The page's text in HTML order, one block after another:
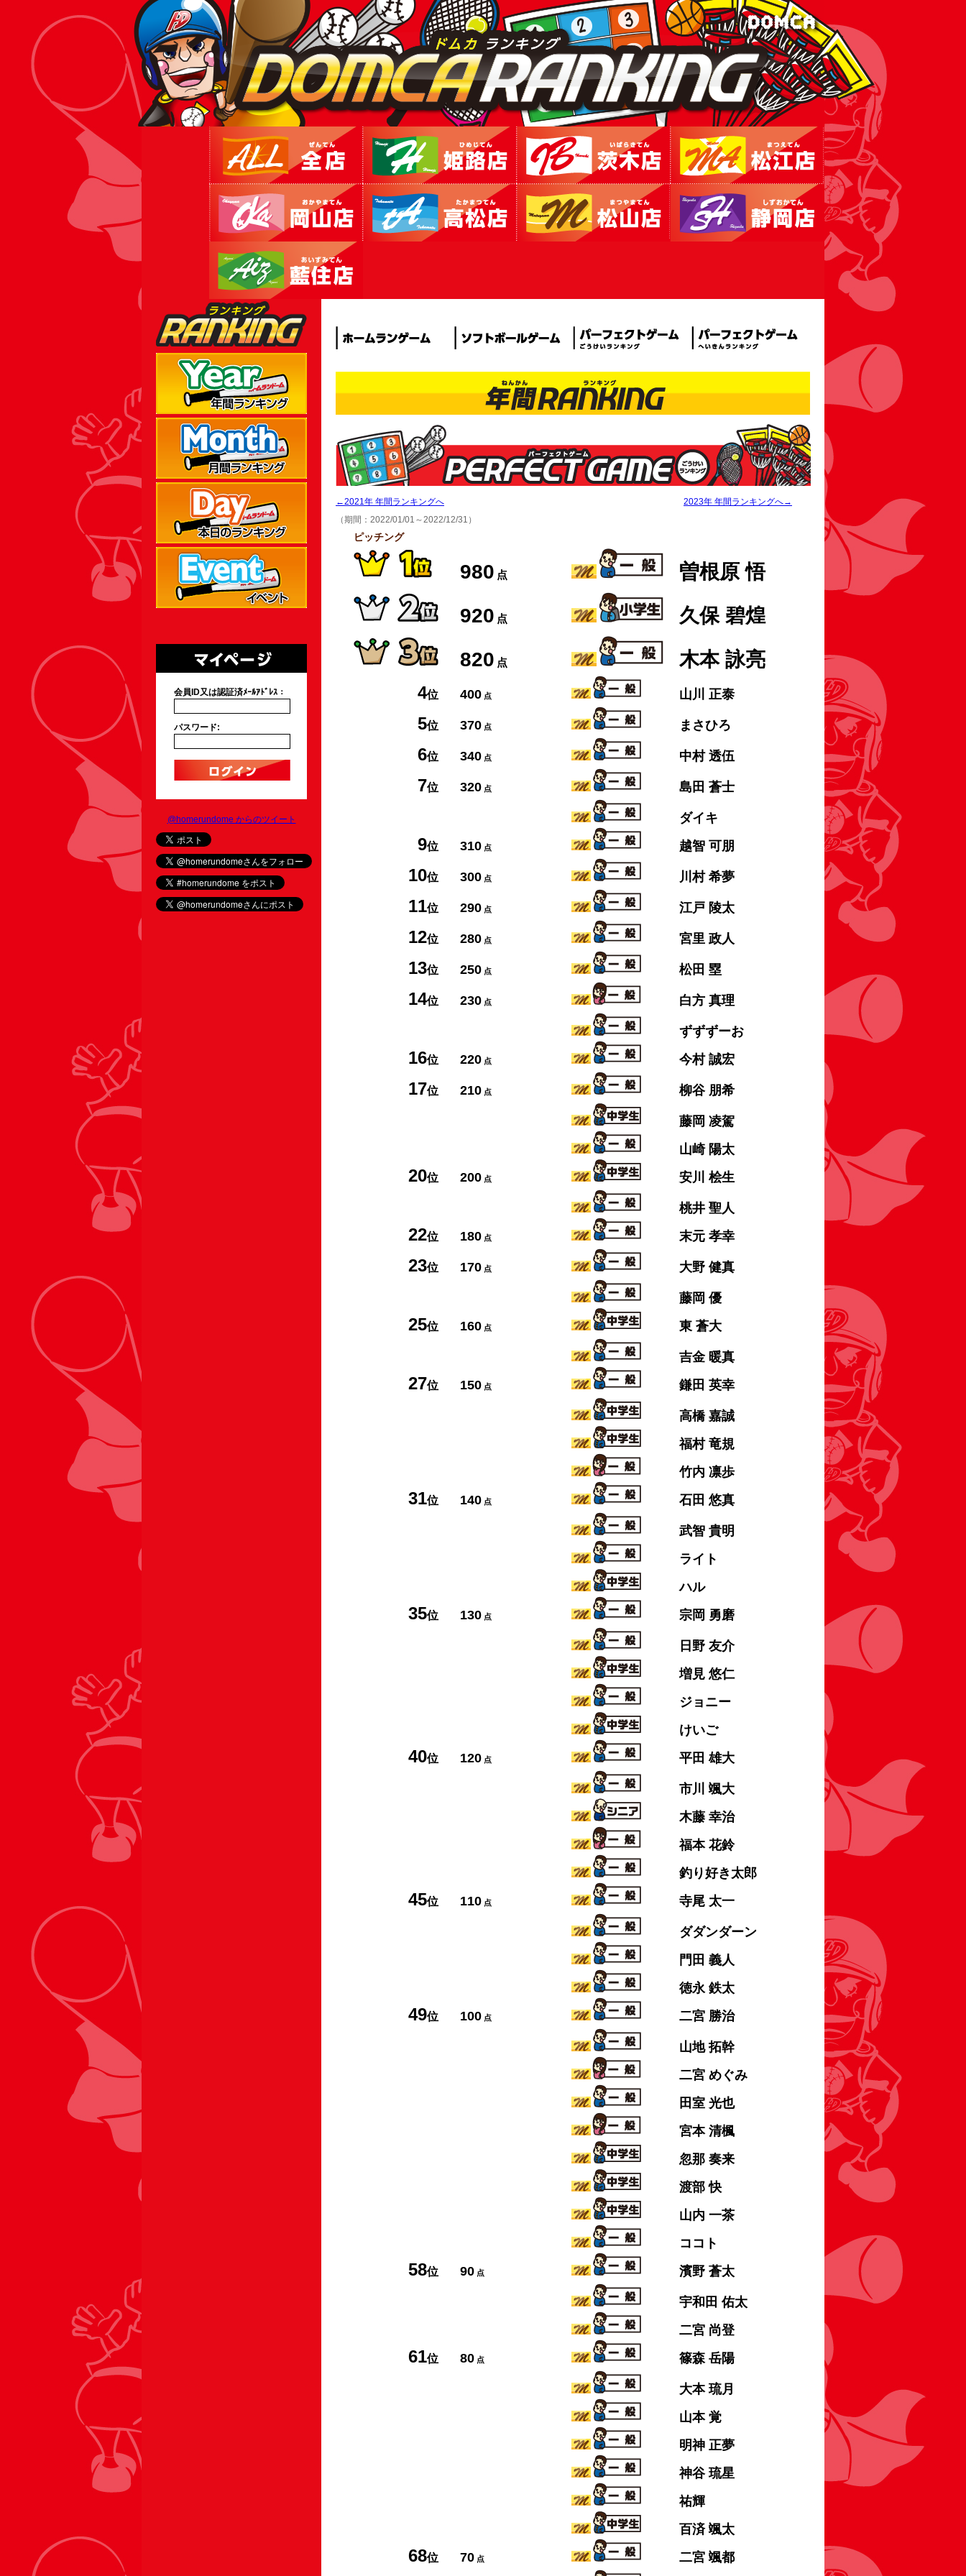
会員ID又は認証済ﾒｰﾙｱﾄﾞﾚｽ：
パスワード:
@homerundome からのツイート
←2021年 年間ランキングへ
2023年 年間ランキングへ→
（期間：2022/01/01～2022/12/31）
ピッチング
980 点
曽根原 悟
920 点
久保 碧煌
820 点 木本 詠亮
4位 400 点 山川 正泰
5位 370 点 まさひろ
6位 340 点 中村 透伍
7位 320 点 島田 蒼士
ダイキ
9位 310 点 越智 可朋
10位 300 点 川村 希夢
11位 290 点 江戸 陵太
12位 280 点 宮里 政人
13位 250 点 松田 塁
14位 230 点 白方 真理
ずずずーお
16位 220 点 今村 誠宏
17位 210 点 柳谷 朋希
藤岡 凌駕
山崎 陽太
20位 200 点 安川 桧生
桃井 聖人
22位 180 点 末元 孝幸
23位 170 点 大野 健真
藤岡 優
25位 160 点 東 蒼大
吉金 暖真
27位 150 点 鎌田 英幸
高橋 嘉誠
福村 竜規
竹内 凛歩
31位 140 点 石田 悠真
武智 貴明
ライト
ハル
35位 130 点 宗岡 勇磨
日野 友介
増見 悠仁
ジョニー
けいご
40位 120 点 平田 雄大
市川 颯大
木藤 幸治
福本 花鈴
釣り好き太郎
45位 110 点 寺尾 太一
ダダンダーン
門田 義人
徳永 鉄太
49位 100 点 二宮 勝治
山地 拓幹
二宮 めぐみ
田室 光也
宮本 清楓
忽那 奏来
渡部 快
山内 一茶
ココト
58位 90 点 濱野 蒼太
宇和田 佑太
二宮 尚登
61位 80 点 篠森 岳陽
大本 琉月
山本 覚
明神 正夢
神谷 琉星
祐輝
百済 颯太
68位 70 点 二宮 颯都